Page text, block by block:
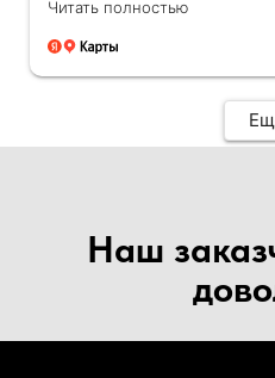
самого потолка. Работают
тихо, после себя
первый раз и каждый
только
Читать полностью